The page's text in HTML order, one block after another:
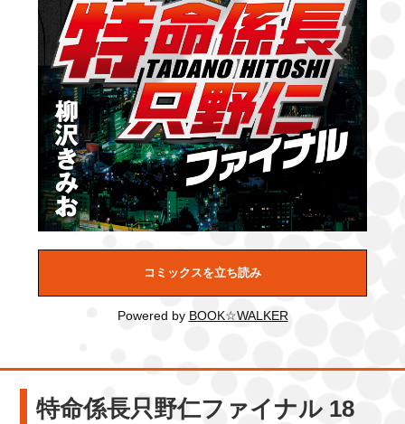
コミックスを立ち読み
Powered by BOOK☆WALKER
特命係長只野仁ファイナル 18